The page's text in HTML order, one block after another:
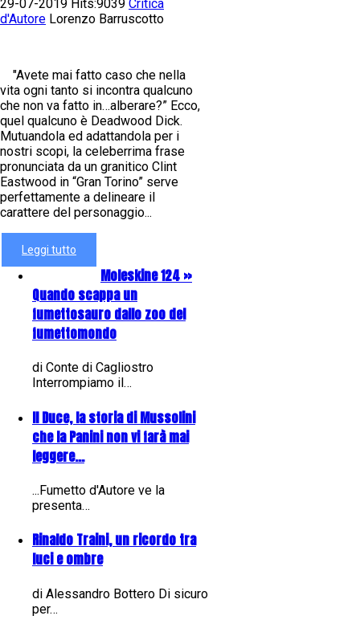
29-07-2019 Hits:9039 Critica
d'Autore Lorenzo Barruscotto
"Avete mai fatto caso che nella
vita ogni tanto si incontra qualcuno
che non va fatto in…alberare?” Ecco,
quel qualcuno è Deadwood Dick.
Mutuandola ed adattandola per i
nostri scopi, la celeberrima frase
pronunciata da un granitico Clint
Eastwood in “Gran Torino” serve
perfettamente a delineare il
carattere del personaggio...
Leggi tutto
Moleskine 124 »
Quando scappa un
fumettosauro dallo zoo del
fumettomondo
di Conte di Cagliostro
Interrompiamo il…
Il Duce, la storia di Mussolini
che la Panini non vi farà mai
leggere...
...Fumetto d'Autore ve la
presenta…
Rinaldo Traini, un ricordo tra
luci e ombre
di Alessandro Bottero Di sicuro
per…